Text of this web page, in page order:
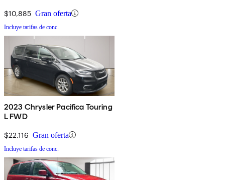
$10,885 Gran oferta
Incluye tarifas de conc.
2023 Chrysler Pacifica Touring
L FWD
$22,116 Gran oferta
Incluye tarifas de conc.